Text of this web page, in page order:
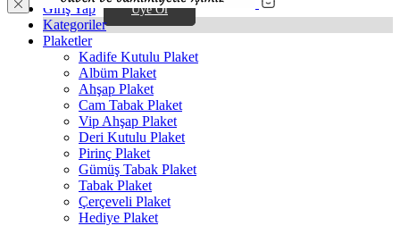
Giriş Yap Üye Ol
Kategoriler
Plaketler
Kadife Kutulu Plaket
Albüm Plaket
Ahşap Plaket
Cam Tabak Plaket
Vip Ahşap Plaket
Deri Kutulu Plaket
Pirinç Plaket
Gümüş Tabak Plaket
Tabak Plaket
Çerçeveli Plaket
Hediye Plaket